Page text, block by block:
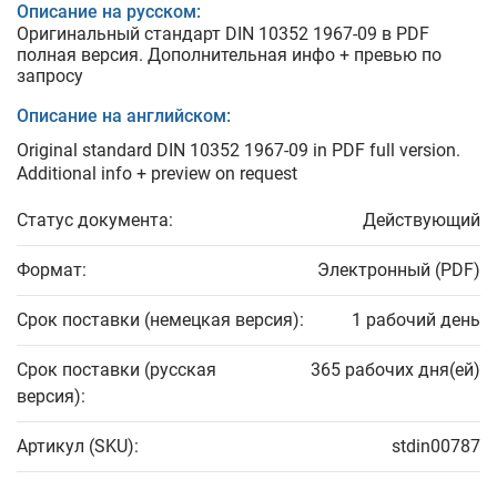
Описание на русском:
Оригинальный стандарт DIN 10352 1967-09 в PDF
полная версия. Дополнительная инфо + превью по
запросу
Описание на английском:
Original standard DIN 10352 1967-09 in PDF full version.
Additional info + preview on request
Статус документа: Действующий
Формат: Электронный (PDF)
Срок поставки (немецкая версия): 1 рабочий день
Срок поставки (русская
версия):
365 рабочих дня(ей)
Артикул (SKU): stdin00787